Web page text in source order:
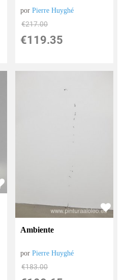
porPierre Huyghé
€217.00
€119.35
Ambiente
porPierre Huyghé
€183.00